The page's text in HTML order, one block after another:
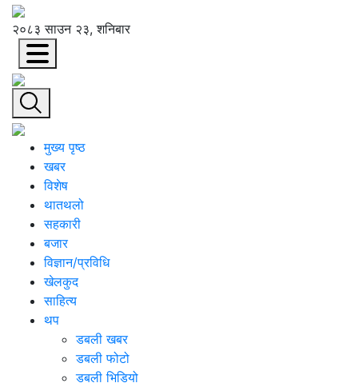
२०८३ साउन २३, शनिबार
मुख्य पृष्ठ
खबर
विशेष
थातथलो
सहकारी
बजार
विज्ञान/प्रविधि
खेलकुद
साहित्य
थप
डबली खबर
डबली फोटो
डबली भिडियो